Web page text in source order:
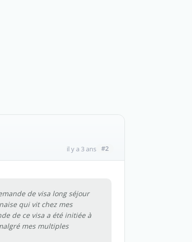
il y a 3 ans #2
de visa long séjour
qui vit chez mes
de ce visa a été initiée à
mes multiples